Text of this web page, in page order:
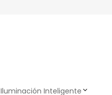
Iluminación Inteligente